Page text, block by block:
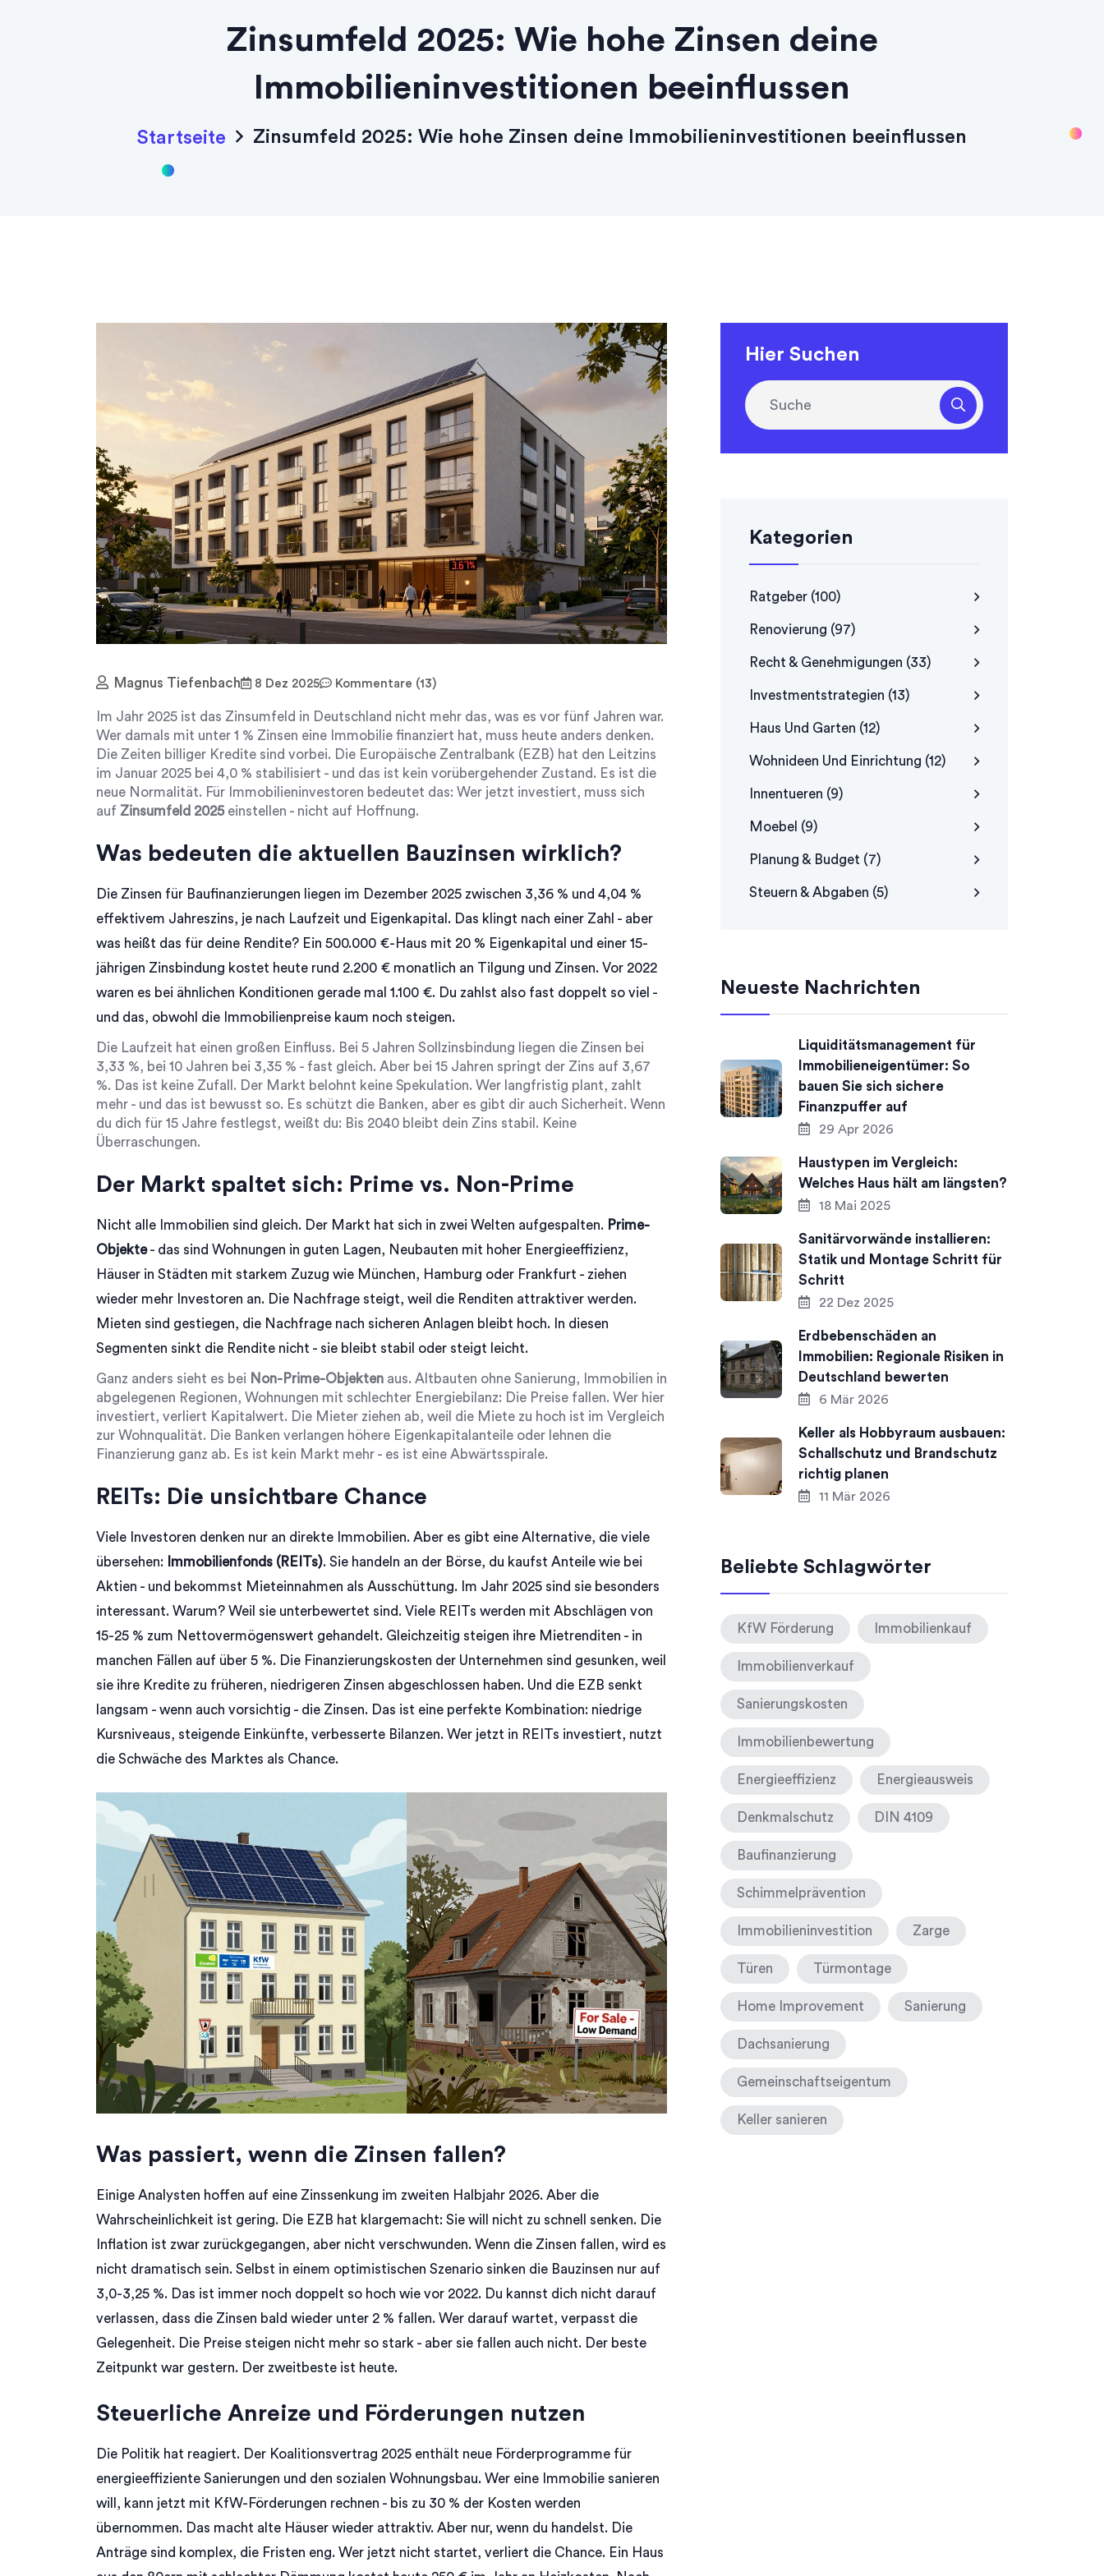
Zinsumfeld 2025: Wie hohe Zinsen deine
Immobilieninvestitionen beeinflussen
Startseite Zinsumfeld 2025: Wie hohe Zinsen deine Immobilieninvestitionen beeinflussen
Magnus Tiefenbach 8 Dez 2025 Kommentare (13)
Im Jahr 2025 ist das Zinsumfeld in Deutschland nicht mehr das, was es vor fünf Jahren war.
Wer damals mit unter 1 % Zinsen eine Immobilie finanziert hat, muss heute anders denken.
Die Zeiten billiger Kredite sind vorbei. Die Europäische Zentralbank (EZB) hat den Leitzins
im Januar 2025 bei 4,0 % stabilisiert - und das ist kein vorübergehender Zustand. Es ist die
neue Normalität. Für Immobilieninvestoren bedeutet das: Wer jetzt investiert, muss sich
auf Zinsumfeld 2025einstellen - nicht auf Hoffnung.
Was bedeuten die aktuellen Bauzinsen wirklich?
Die Zinsen für Baufinanzierungen liegen im Dezember 2025 zwischen 3,36 % und 4,04 %
effektivem Jahreszins, je nach Laufzeit und Eigenkapital. Das klingt nach einer Zahl - aber
was heißt das für deine Rendite? Ein 500.000 €-Haus mit 20 % Eigenkapital und einer 15-
jährigen Zinsbindung kostet heute rund 2.200 € monatlich an Tilgung und Zinsen. Vor 2022
waren es bei ähnlichen Konditionen gerade mal 1.100 €. Du zahlst also fast doppelt so viel -
und das, obwohl die Immobilienpreise kaum noch steigen.
Die Laufzeit hat einen großen Einfluss. Bei 5 Jahren Sollzinsbindung liegen die Zinsen bei
3,33 %, bei 10 Jahren bei 3,35 % - fast gleich. Aber bei 15 Jahren springt der Zins auf 3,67
%. Das ist keine Zufall. Der Markt belohnt keine Spekulation. Wer langfristig plant, zahlt
mehr - und das ist bewusst so. Es schützt die Banken, aber es gibt dir auch Sicherheit. Wenn
du dich für 15 Jahre festlegst, weißt du: Bis 2040 bleibt dein Zins stabil. Keine
Überraschungen.
Der Markt spaltet sich: Prime vs. Non-Prime
Nicht alle Immobilien sind gleich. Der Markt hat sich in zwei Welten aufgespalten. Prime-
Objekte- das sind Wohnungen in guten Lagen, Neubauten mit hoher Energieeffizienz,
Häuser in Städten mit starkem Zuzug wie München, Hamburg oder Frankfurt - ziehen
wieder mehr Investoren an. Die Nachfrage steigt, weil die Renditen attraktiver werden.
Mieten sind gestiegen, die Nachfrage nach sicheren Anlagen bleibt hoch. In diesen
Segmenten sinkt die Rendite nicht - sie bleibt stabil oder steigt leicht.
Ganz anders sieht es bei Non-Prime-Objekten aus. Altbauten ohne Sanierung, Immobilien in
abgelegenen Regionen, Wohnungen mit schlechter Energiebilanz: Die Preise fallen. Wer hier
investiert, verliert Kapitalwert. Die Mieter ziehen ab, weil die Miete zu hoch ist im Vergleich
zur Wohnqualität. Die Banken verlangen höhere Eigenkapitalanteile oder lehnen die
Finanzierung ganz ab. Es ist kein Markt mehr - es ist eine Abwärtsspirale.
REITs: Die unsichtbare Chance
Viele Investoren denken nur an direkte Immobilien. Aber es gibt eine Alternative, die viele
übersehen: Immobilienfonds (REITs). Sie handeln an der Börse, du kaufst Anteile wie bei
Aktien - und bekommst Mieteinnahmen als Ausschüttung. Im Jahr 2025 sind sie besonders
interessant. Warum? Weil sie unterbewertet sind. Viele REITs werden mit Abschlägen von
15-25 % zum Nettovermögenswert gehandelt. Gleichzeitig steigen ihre Mietrenditen - in
manchen Fällen auf über 5 %. Die Finanzierungskosten der Unternehmen sind gesunken, weil
sie ihre Kredite zu früheren, niedrigeren Zinsen abgeschlossen haben. Und die EZB senkt
langsam - wenn auch vorsichtig - die Zinsen. Das ist eine perfekte Kombination: niedrige
Kursniveaus, steigende Einkünfte, verbesserte Bilanzen. Wer jetzt in REITs investiert, nutzt
die Schwäche des Marktes als Chance.
Was passiert, wenn die Zinsen fallen?
Einige Analysten hoffen auf eine Zinssenkung im zweiten Halbjahr 2026. Aber die
Wahrscheinlichkeit ist gering. Die EZB hat klargemacht: Sie will nicht zu schnell senken. Die
Inflation ist zwar zurückgegangen, aber nicht verschwunden. Wenn die Zinsen fallen, wird es
nicht dramatisch sein. Selbst in einem optimistischen Szenario sinken die Bauzinsen nur auf
3,0-3,25 %. Das ist immer noch doppelt so hoch wie vor 2022. Du kannst dich nicht darauf
verlassen, dass die Zinsen bald wieder unter 2 % fallen. Wer darauf wartet, verpasst die
Gelegenheit. Die Preise steigen nicht mehr so stark - aber sie fallen auch nicht. Der beste
Zeitpunkt war gestern. Der zweitbeste ist heute.
Steuerliche Anreize und Förderungen nutzen
Die Politik hat reagiert. Der Koalitionsvertrag 2025 enthält neue Förderprogramme für
energieeffiziente Sanierungen und den sozialen Wohnungsbau. Wer eine Immobilie sanieren
will, kann jetzt mit KfW-Förderungen rechnen - bis zu 30 % der Kosten werden
übernommen. Das macht alte Häuser wieder attraktiv. Aber nur, wenn du handelst. Die
Anträge sind komplex, die Fristen eng. Wer jetzt nicht startet, verliert die Chance. Ein Haus
Hier Suchen
Kategorien
Ratgeber (100)
Renovierung (97)
Recht & Genehmigungen (33)
Investmentstrategien (13)
Haus Und Garten (12)
Wohnideen Und Einrichtung (12)
Innentueren (9)
Moebel (9)
Planung & Budget (7)
Steuern & Abgaben (5)
Neueste Nachrichten
Liquiditätsmanagement für
Immobilieneigentümer: So
bauen Sie sich sichere
Finanzpuffer auf
29 Apr 2026
Haustypen im Vergleich:
Welches Haus hält am längsten?
18 Mai 2025
Sanitärvorwände installieren:
Statik und Montage Schritt für
Schritt
22 Dez 2025
Erdbebenschäden an
Immobilien: Regionale Risiken in
Deutschland bewerten
6 Mär 2026
Keller als Hobbyraum ausbauen:
Schallschutz und Brandschutz
richtig planen
11 Mär 2026
Beliebte Schlagwörter
KfW Förderung Immobilienkauf
Immobilienverkauf
Sanierungskosten
Immobilienbewertung
Energieeffizienz Energieausweis
Denkmalschutz DIN 4109
Baufinanzierung
Schimmelprävention
Immobilieninvestition Zarge
Türen Türmontage
Home Improvement Sanierung
Dachsanierung
Gemeinschaftseigentum
Keller sanieren